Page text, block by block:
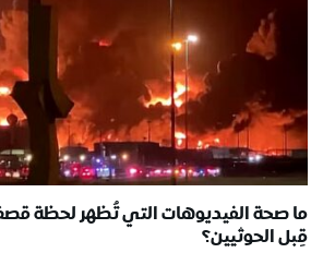
ما صحة الفيديوهات التي تُظهر لحظة
قِبل الحوثيين؟